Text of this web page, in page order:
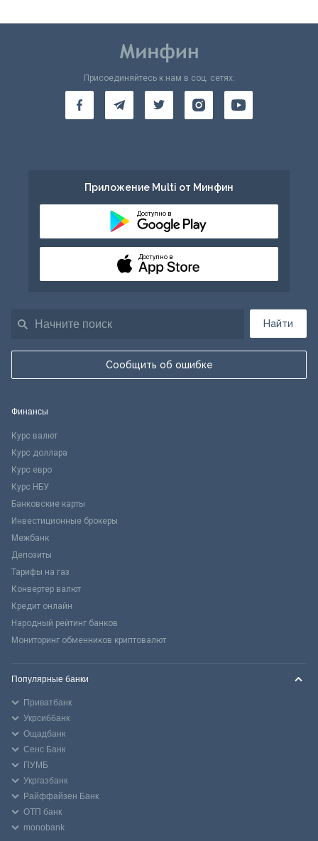
Найти
Сообщить об ошибке
Присоединяйтесь к нам в соц. сетях:
Приложение Multi от Минфин
Доступно в
Доступно в
Финансы
Курс валют
Курс доллара
Курс евро
Курс НБУ
Банковские карты
Инвестиционные брокеры
Межбанк
Депозиты
Тарифы на газ
Конвертер валют
Кредит онлайн
Народный рейтинг банков
Мониторинг обменников криптовалют
Популярные банки
Приватбанк
Укрсиббанк
Ощадбанк
Сенс Банк
ПУМБ
Укргазбанк
Райффайзен Банк
ОТП банк
monobank